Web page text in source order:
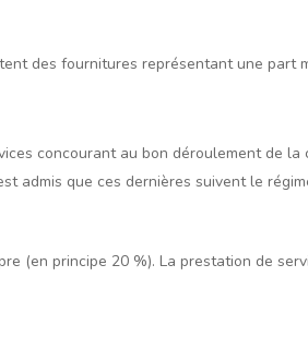
des fournitures représentant une part
concourant au bon déroulement de
admis que ces dernières suivent le
(en principe 20 %). La prestation de